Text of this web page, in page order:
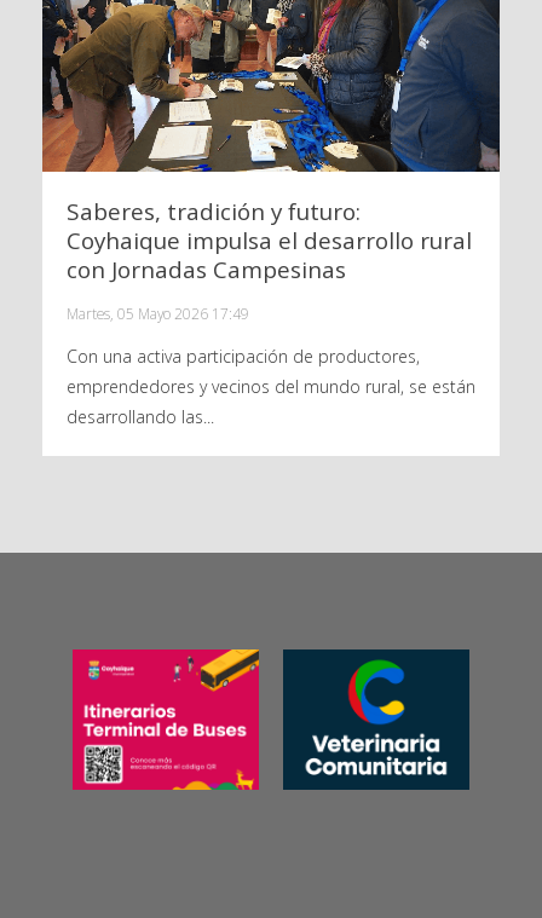
Saberes, tradición y futuro:
Coyhaique impulsa el desarrollo rural
con Jornadas Campesinas
Martes, 05 Mayo 2026 17:49
Con una activa participación de productores,
emprendedores y vecinos del mundo rural, se están
desarrollando las...